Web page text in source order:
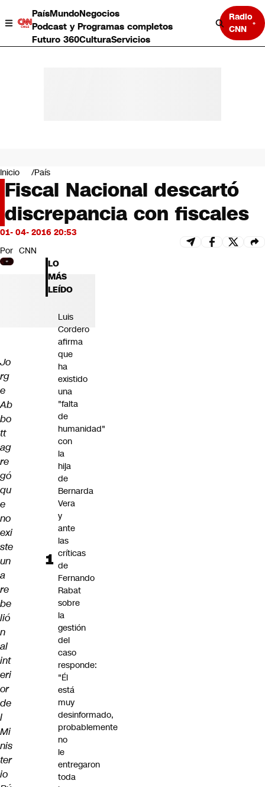
PaísMundoNegocios
Podcast y Programas completos
Futuro 360CulturaServicios
Radio
CNN
Negocios
Deportes
Programas completos
Cultura
Servicios
Bits
CNN Data
CNN tiempo
Futuro 360
Inicio País
Fiscal Nacional descartó
discrepancia con fiscales
01- 04- 2016 20:53
Por CNN
Jo
rg
e
Ab
bo
tt
ag
re
gó
qu
e
no
exi
ste
un
a
re
be
lió
n
al
int
eri
or
de
l
Mi
nis
ter
io
LO
MÁS
LEÍDO
Luis
Cordero
afirma
que
ha
existido
una
"falta
de
humanidad"
con
la
hija
de
Bernarda
Vera
y
ante
las
críticas
de
Fernando
Rabat
sobre
la
gestión
del
caso
responde:
"Él
está
muy
desinformado,
probablemente
no
le
entregaron
toda